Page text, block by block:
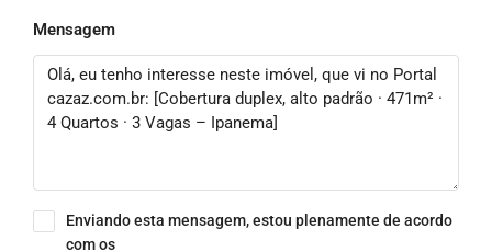
Mensagem
Enviando esta mensagem, estou plenamente de acordo
com os